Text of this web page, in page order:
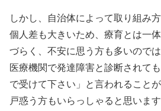
しかし、自治体によって取り組み
個人差も大きいため、療育とは一
づらく、不安に思う方も多いのでは
医療機関で発達障害と診断されて
で受けて下さい」と言われること
戸惑う方もいらっしゃると思います